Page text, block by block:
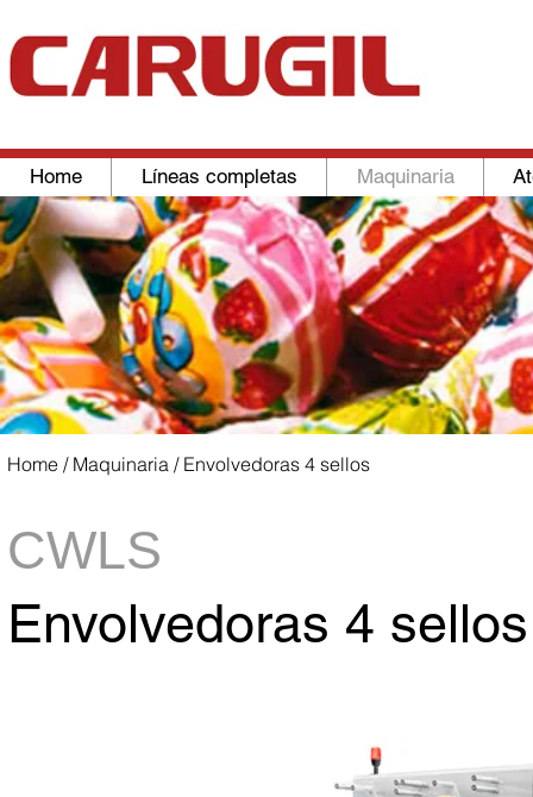
Home Líneas completas Maquinaria
Home / Maquinaria / Envolvedoras 4 sellos
CWLS
Envolvedoras 4